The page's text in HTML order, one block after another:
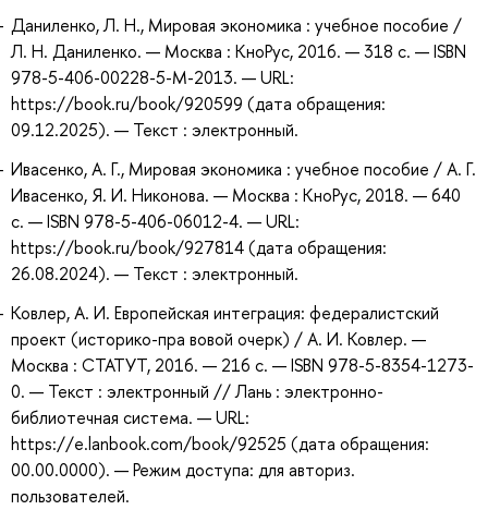
Даниленко, Л. Н., Мировая экономика : учебное пособие /
Л. Н. Даниленко. — Москва : КноРус, 2016. — 318 с. — ISBN
978-5-406-00228-5-M-2013. — URL:
https://book.ru/book/920599 (дата обращения:
09.12.2025). — Текст : электронный.
Ивасенко, А. Г., Мировая экономика : учебное пособие / А. Г.
Ивасенко, Я. И. Никонова. — Москва : КноРус, 2018. — 640
с. — ISBN 978-5-406-06012-4. — URL:
https://book.ru/book/927814 (дата обращения:
26.08.2024). — Текст : электронный.
Ковлер, А. И. Европейская интеграция: федералистский
проект (историко-пра вовой очерк) / А. И. Ковлер. —
Москва : СТАТУТ, 2016. — 216 с. — ISBN 978-5-8354-1273-
0. — Текст : электронный // Лань : электронно-
библиотечная система. — URL:
https://e.lanbook.com/book/92525 (дата обращения:
00.00.0000). — Режим доступа: для авториз.
пользователей.